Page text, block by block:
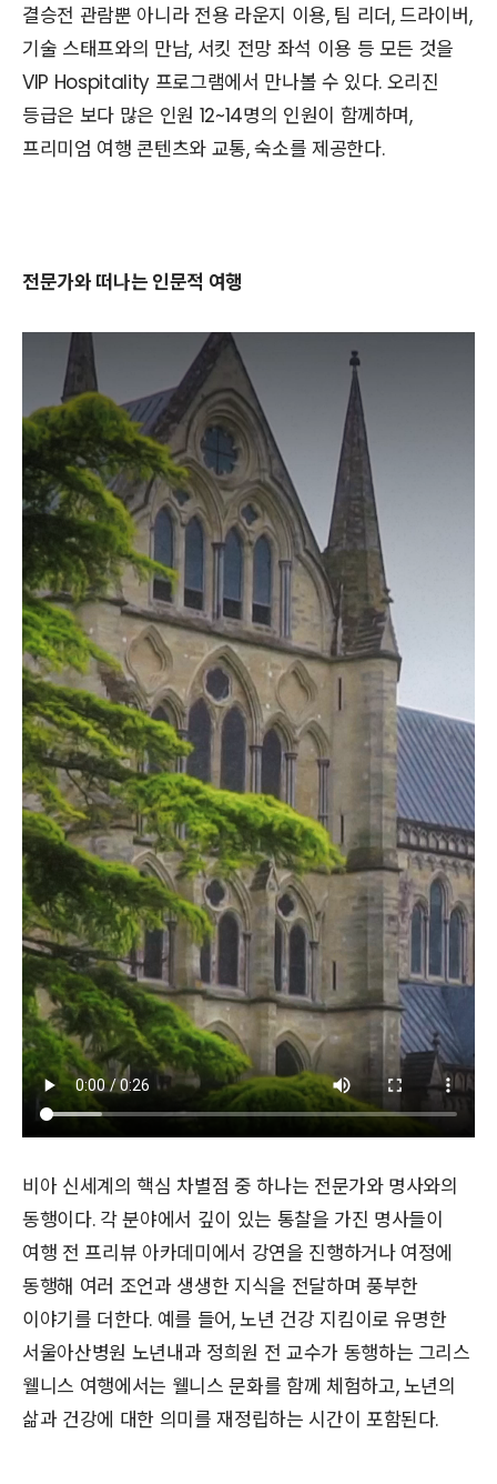
결승전 관람뿐 아니라 전용 라운지 이용, 팀 리더, 드라이버,
기술 스태프와의 만남, 서킷 전망 좌석 이용 등 모든 것을
VIP Hospitality 프로그램에서 만나볼 수 있다. 오리진
등급은 보다 많은 인원 12~14명의 인원이 함께하며,
프리미엄 여행 콘텐츠와 교통, 숙소를 제공한다.
전문가와 떠나는 인문적 여행
비아 신세계의 핵심 차별점 중 하나는 전문가와 명사와의
동행이다. 각 분야에서 깊이 있는 통찰을 가진 명사들이
여행 전 프리뷰 아카데미에서 강연을 진행하거나 여정에
동행해 여러 조언과 생생한 지식을 전달하며 풍부한
이야기를 더한다. 예를 들어, 노년 건강 지킴이로 유명한
서울아산병원 노년내과 정희원 전 교수가 동행하는 그리스
웰니스 여행에서는 웰니스 문화를 함께 체험하고, 노년의
삶과 건강에 대한 의미를 재정립하는 시간이 포함된다.